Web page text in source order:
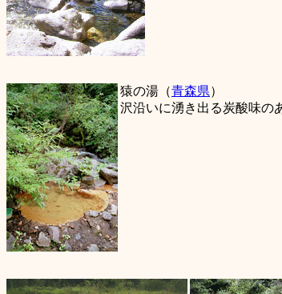
猿の湯（青森県）
沢沿いに湧き出る炭酸味の